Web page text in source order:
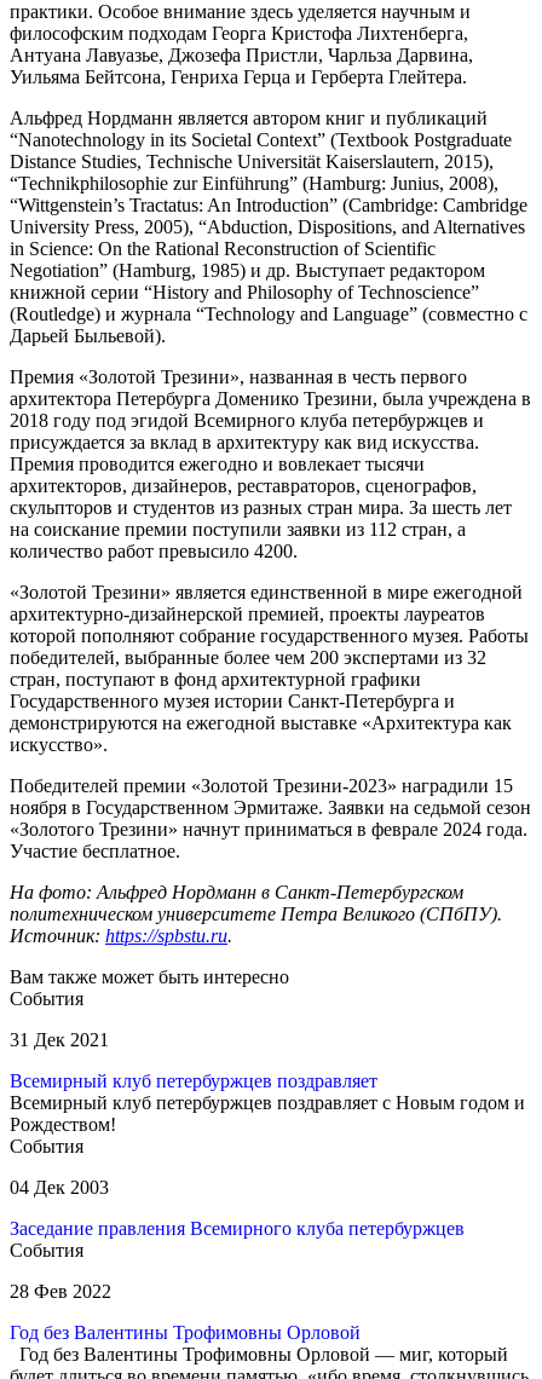
практики. Особое внимание здесь уделяется научным и
философским подходам Георга Кристофа Лихтенберга,
Антуана Лавуазье, Джозефа Пристли, Чарльза Дарвина,
Уильяма Бейтсона, Генриха Герца и Герберта Глейтера.
Альфред Нордманн является автором книг и публикаций
“Nanotechnology in its Societal Context” (Textbook Postgraduate
Distance Studies, Technische Universität Kaiserslautern, 2015),
“Technikphilosophie zur Einführung” (Hamburg: Junius, 2008),
“Wittgenstein’s Tractatus: An Introduction” (Cambridge: Cambridge
University Press, 2005), “Abduction, Dispositions, and Alternatives
in Science: On the Rational Reconstruction of Scientific
Negotiation” (Hamburg, 1985) и др. Выступает редактором
книжной серии “History and Philosophy of Technoscience”
(Routledge) и журнала “Technology and Language” (совместно с
Дарьей Быльевой).
Премия «Золотой Трезини», названная в честь первого
архитектора Петербурга Доменико Трезини, была учреждена в
2018 году под эгидой Всемирного клуба петербуржцев и
присуждается за вклад в архитектуру как вид искусства.
Премия проводится ежегодно и вовлекает тысячи
архитекторов, дизайнеров, реставраторов, сценографов,
скульпторов и студентов из разных стран мира. За шесть лет
на соискание премии поступили заявки из 112 стран, а
количество работ превысило 4200.
«Золотой Трезини» является единственной в мире ежегодной
архитектурно-дизайнерской премией, проекты лауреатов
которой пополняют собрание государственного музея. Работы
победителей, выбранные более чем 200 экспертами из 32
стран, поступают в фонд архитектурной графики
Государственного музея истории Санкт-Петербурга и
демонстрируются на ежегодной выставке «Архитектура как
искусство».
Победителей премии «Золотой Трезини-2023» наградили 15
ноября в Государственном Эрмитаже. Заявки на седьмой сезон
«Золотого Трезини» начнут приниматься в феврале 2024 года.
Участие бесплатное.
На фото: Альфред Нордманн в Санкт-Петербургском
политехническом университете Петра Великого (СПбПУ).
Источник: https://spbstu.ru.
Вам также может быть интересно
События
31 Дек 2021
Всемирный клуб петербуржцев поздравляет
Всемирный клуб петербуржцев поздравляет с Новым годом и
Рождеством!
События
04 Дек 2003
Заседание правления Всемирного клуба петербуржцев
События
28 Фев 2022
Год без Валентины Трофимовны Орловой
Год без Валентины Трофимовны Орловой — миг, который